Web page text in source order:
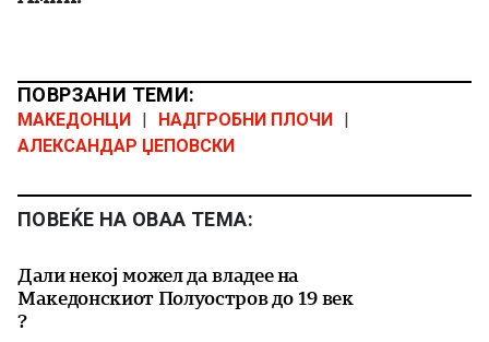
ПОВРЗАНИ ТЕМИ:
МАКЕДОНЦИ | НАДГРОБНИ ПЛОЧИ |
АЛЕКСАНДАР ЏЕПОВСКИ
ПОВЕЌЕ НА ОВАА ТЕМА:
Дали некој можел да владее на
Македонскиот Полуостров до 19 век
?